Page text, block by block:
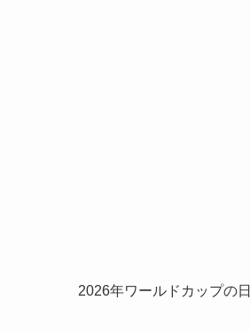
2026年ワールドカップの日